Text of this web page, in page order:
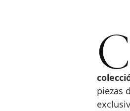
Con motivo del 78º Festival Internacional de Cine de Cannes, Caroline
piezas